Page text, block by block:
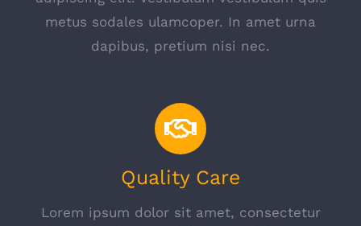
metus sodales ulamcoper. In amet urna
dapibus, pretium nisi nec.
Quality Care
Lorem ipsum dolor sit amet, consectetur